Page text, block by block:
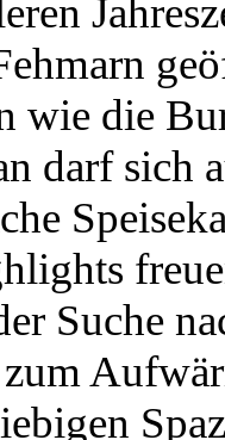
wie die
darf sich
Suche